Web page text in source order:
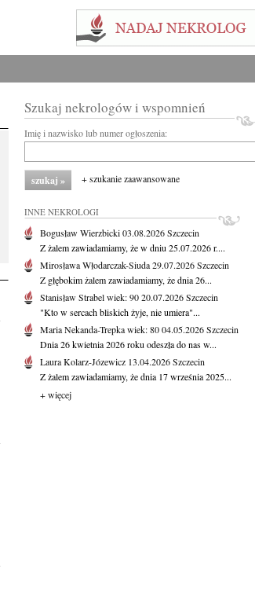
Szukaj nekrologów i wspomnień
Imię i nazwisko lub numer ogłoszenia:
+ szukanie zaawansowane
INNE NEKROLOGI
Bogusław Wierzbicki03.08.2026Szczecin
Z żalem zawiadamiamy, że w dniu 25.07.2026 r....
Mirosława Włodarczak-Siuda29.07.2026Szczecin
Z głębokim żalem zawiadamiamy, że dnia 26...
Stanisław Strabelwiek: 9020.07.2026Szczecin
"Kto w sercach bliskich żyje, nie umiera"...
Maria Nekanda-Trepkawiek: 8004.05.2026Szczecin
Dnia 26 kwietnia 2026 roku odeszła do nas w...
Laura Kolarz-Józewicz 13.04.2026Szczecin
Z żalem zawiadamiamy, że dnia 17 września 2025...
+ więcej